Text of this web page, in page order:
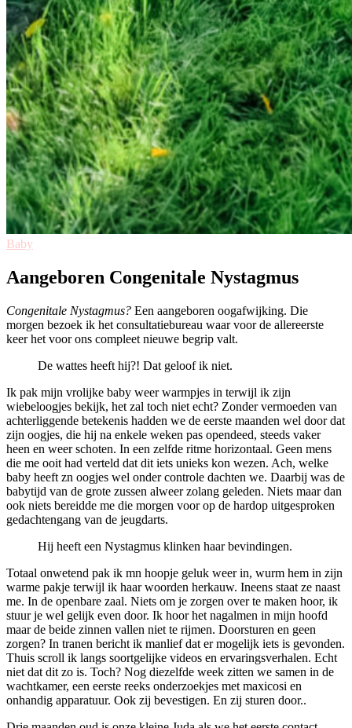
Baby
Aangeboren Congenitale Nystagmus
Congenitale Nystagmus? Een aangeboren oogafwijking. Die
morgen bezoek ik het consultatiebureau waar voor de allereerste
keer het voor ons compleet nieuwe begrip valt.
De wattes heeft hij?! Dat geloof ik niet.
Ik pak mijn vrolijke baby weer warmpjes in terwijl ik zijn
wiebeloogjes bekijk, het zal toch niet echt? Zonder vermoeden van
achterliggende betekenis hadden we de eerste maanden wel door dat
zijn oogjes, die hij na enkele weken pas opendeed, steeds vaker
heen en weer schoten. In een zelfde ritme horizontaal. Geen mens
die me ooit had verteld dat dit iets unieks kon wezen. Ach, welke
baby heeft zn oogjes wel onder controle dachten we. Daarbij was de
babytijd van de grote zussen alweer zolang geleden. Niets maar dan
ook niets bereidde me die morgen voor op de hardop uitgesproken
gedachtengang van de jeugdarts.
Hij heeft een Nystagmus klinken haar bevindingen.
Totaal onwetend pak ik mn hoopje geluk weer in, wurm hem in zijn
warme pakje terwijl ik haar woorden herkauw. Ineens staat ze naast
me. In de openbare zaal. Niets om je zorgen over te maken hoor, ik
stuur je wel gelijk even door. Ik hoor het nagalmen in mijn hoofd
maar de beide zinnen vallen niet te rijmen. Doorsturen en geen
zorgen? In tranen bericht ik manlief dat er mogelijk iets is gevonden.
Thuis scroll ik langs soortgelijke videos en ervaringsverhalen. Echt
niet dat dit zo is. Toch? Nog diezelfde week zitten we samen in de
wachtkamer, een eerste reeks onderzoekjes met maxicosi en
onhandig apparatuur. Ook zij bevestigen. En zij sturen door..